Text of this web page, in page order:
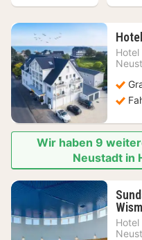
Hotel
Wir haben 9
Neustadt in
Hotel